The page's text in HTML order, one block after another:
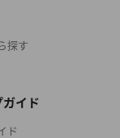
探す
イド
ド